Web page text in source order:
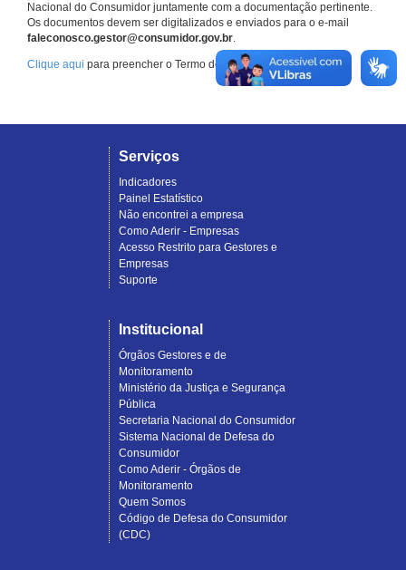
Nacional do Consumidor juntamente com a documentação pertinente.
Os documentos devem ser digitalizados e enviados para o e-mail
faleconosco.gestor@consumidor.gov.br.
Clique aqui para preencher o Termo de Adesão.
Serviços
Indicadores
Painel Estatístico
Não encontrei a empresa
Como Aderir - Empresas
Acesso Restrito para Gestores e
Empresas
Suporte
Institucional
Órgãos Gestores e de
Monitoramento
Ministério da Justiça e Segurança
Pública
Secretaria Nacional do Consumidor
Sistema Nacional de Defesa do
Consumidor
Como Aderir - Órgãos de
Monitoramento
Quem Somos
Código de Defesa do Consumidor
(CDC)